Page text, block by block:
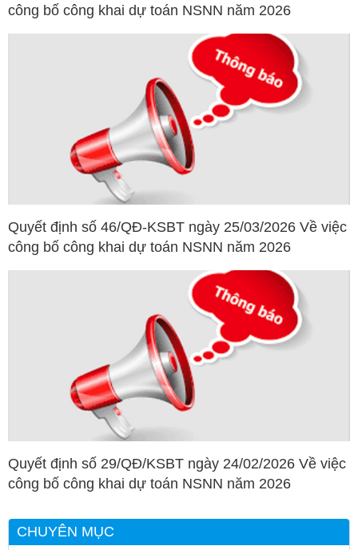
công bố công khai dự toán NSNN năm 2026
Quyết định số 46/QĐ-KSBT ngày 25/03/2026 Về việc
công bố công khai dự toán NSNN năm 2026
Quyết định số 29/QĐ/KSBT ngày 24/02/2026 Về việc
công bố công khai dự toán NSNN năm 2026
CHUYÊN MỤC